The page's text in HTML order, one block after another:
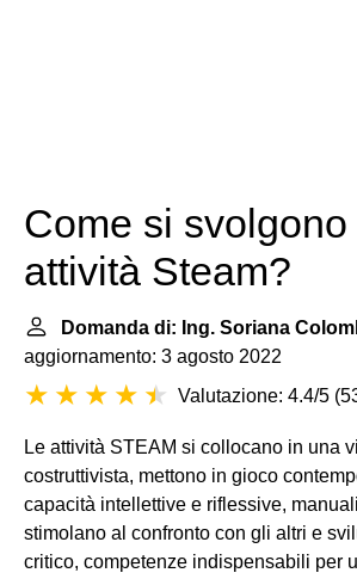
Come si svolgono
attività Steam?
Domanda di: Ing. Soriana
aggiornamento: 3 agosto 2022
Valutazione: 4.4/5 (
Le attività STEAM si collocano in una
costruttivista, mettono in gioco
capacità intellettive e riflessive,
stimolano al confronto con gli altri e
critico, competenze indispensabili per